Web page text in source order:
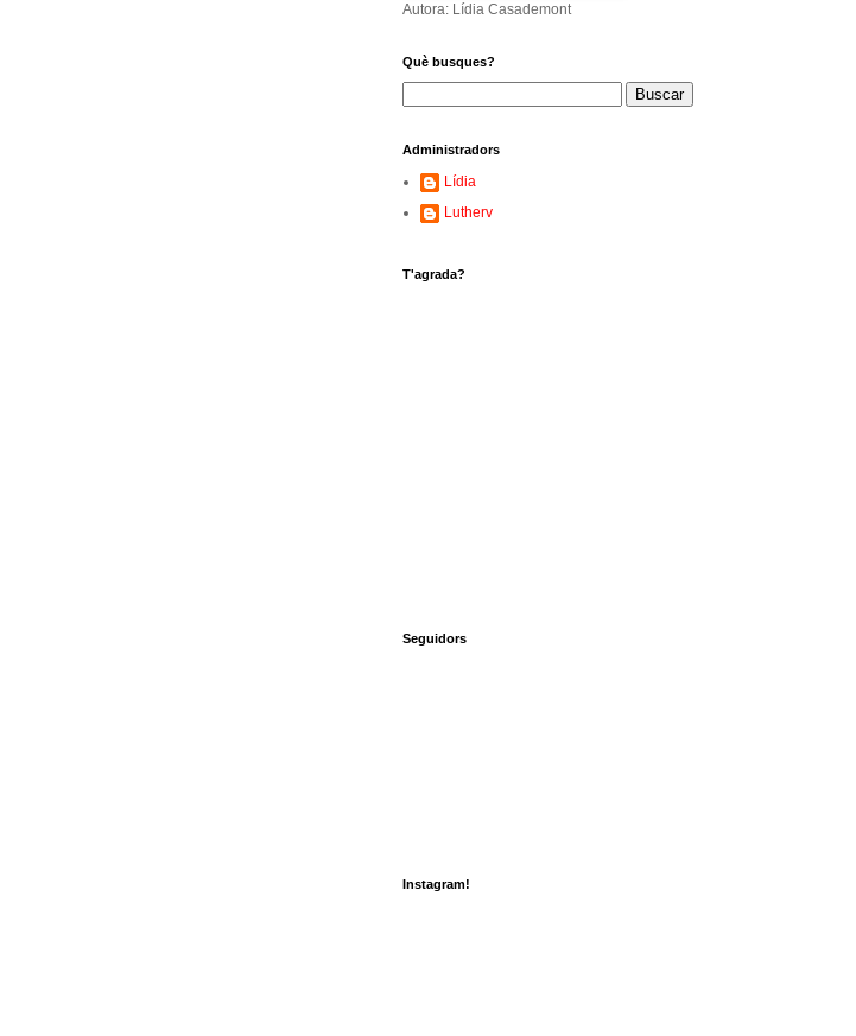
Autora: Lídia Casademont
Què busques?
Administradors
Lídia
Lutherv
T'agrada?
Seguidors
Instagram!